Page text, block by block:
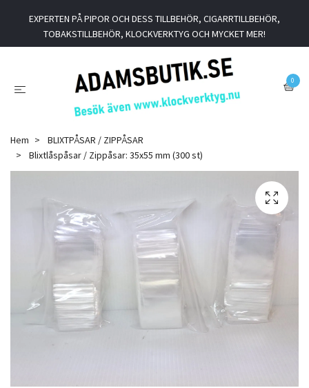
EXPERTEN PÅ PIPOR OCH DESS TILLBEHÖR, CIGARRTILLBEHÖR,
TOBAKSTILLBEHÖR, KLOCKVERKTYG OCH MYCKET MER!
0
Hem
BLIXTPÅSAR / ZIPPÅSAR
Blixtlåspåsar / Zippåsar: 35x55 mm (300 st)